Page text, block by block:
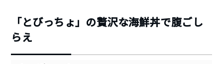
「とびっちょ」の贅沢な海鮮丼で腹ごし
らえ